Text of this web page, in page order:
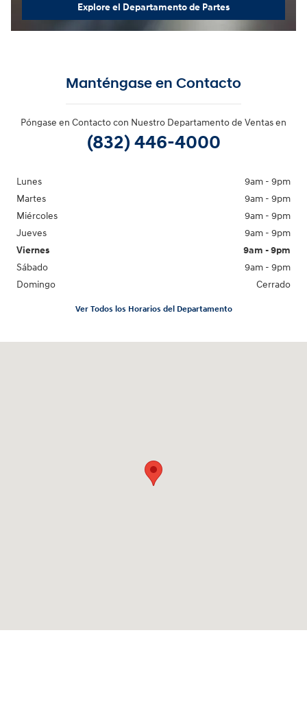
Explore el Departamento de Partes
Manténgase en Contacto
Póngase en Contacto con Nuestro Departamento de Ventas en
(832) 446-4000
Lunes
9am - 9pm
Martes
9am - 9pm
Miércoles
9am - 9pm
Jueves
9am - 9pm
Viernes
9am - 9pm
Sábado
9am - 9pm
Domingo
Cerrado
Ver Todos los Horarios del Departamento